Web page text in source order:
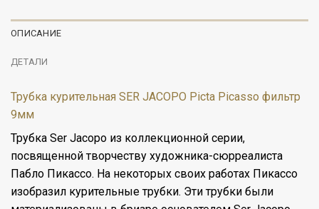
ОПИСАНИЕ
ДЕТАЛИ
Трубка курительная SER JACOPO Picta Picasso фильтр
9мм
Трубка Ser Jacopo из коллекционной серии,
посвященной творчеству художника-сюрреалиста
Пабло Пикассо. На некоторых своих работах Пикассо
изобразил курительные трубки. Эти трубки были